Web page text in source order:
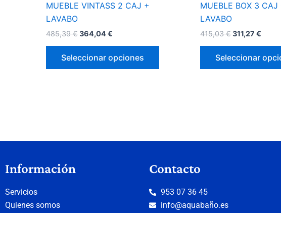
MUEBLE VINTASS 2 CAJ +
LAVABO
485,39€364,04€
Seleccionar opciones
MUEBLE BOX 3 CAJ
LAVABO
415,03€311,27€
Seleccionar
Información
Servicios
Quienes somos
Contacto
953 07 36 45
info@aquabaño.es